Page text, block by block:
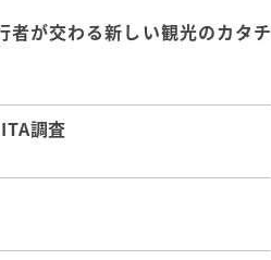
が交わる新しい観光のカタチ
調査